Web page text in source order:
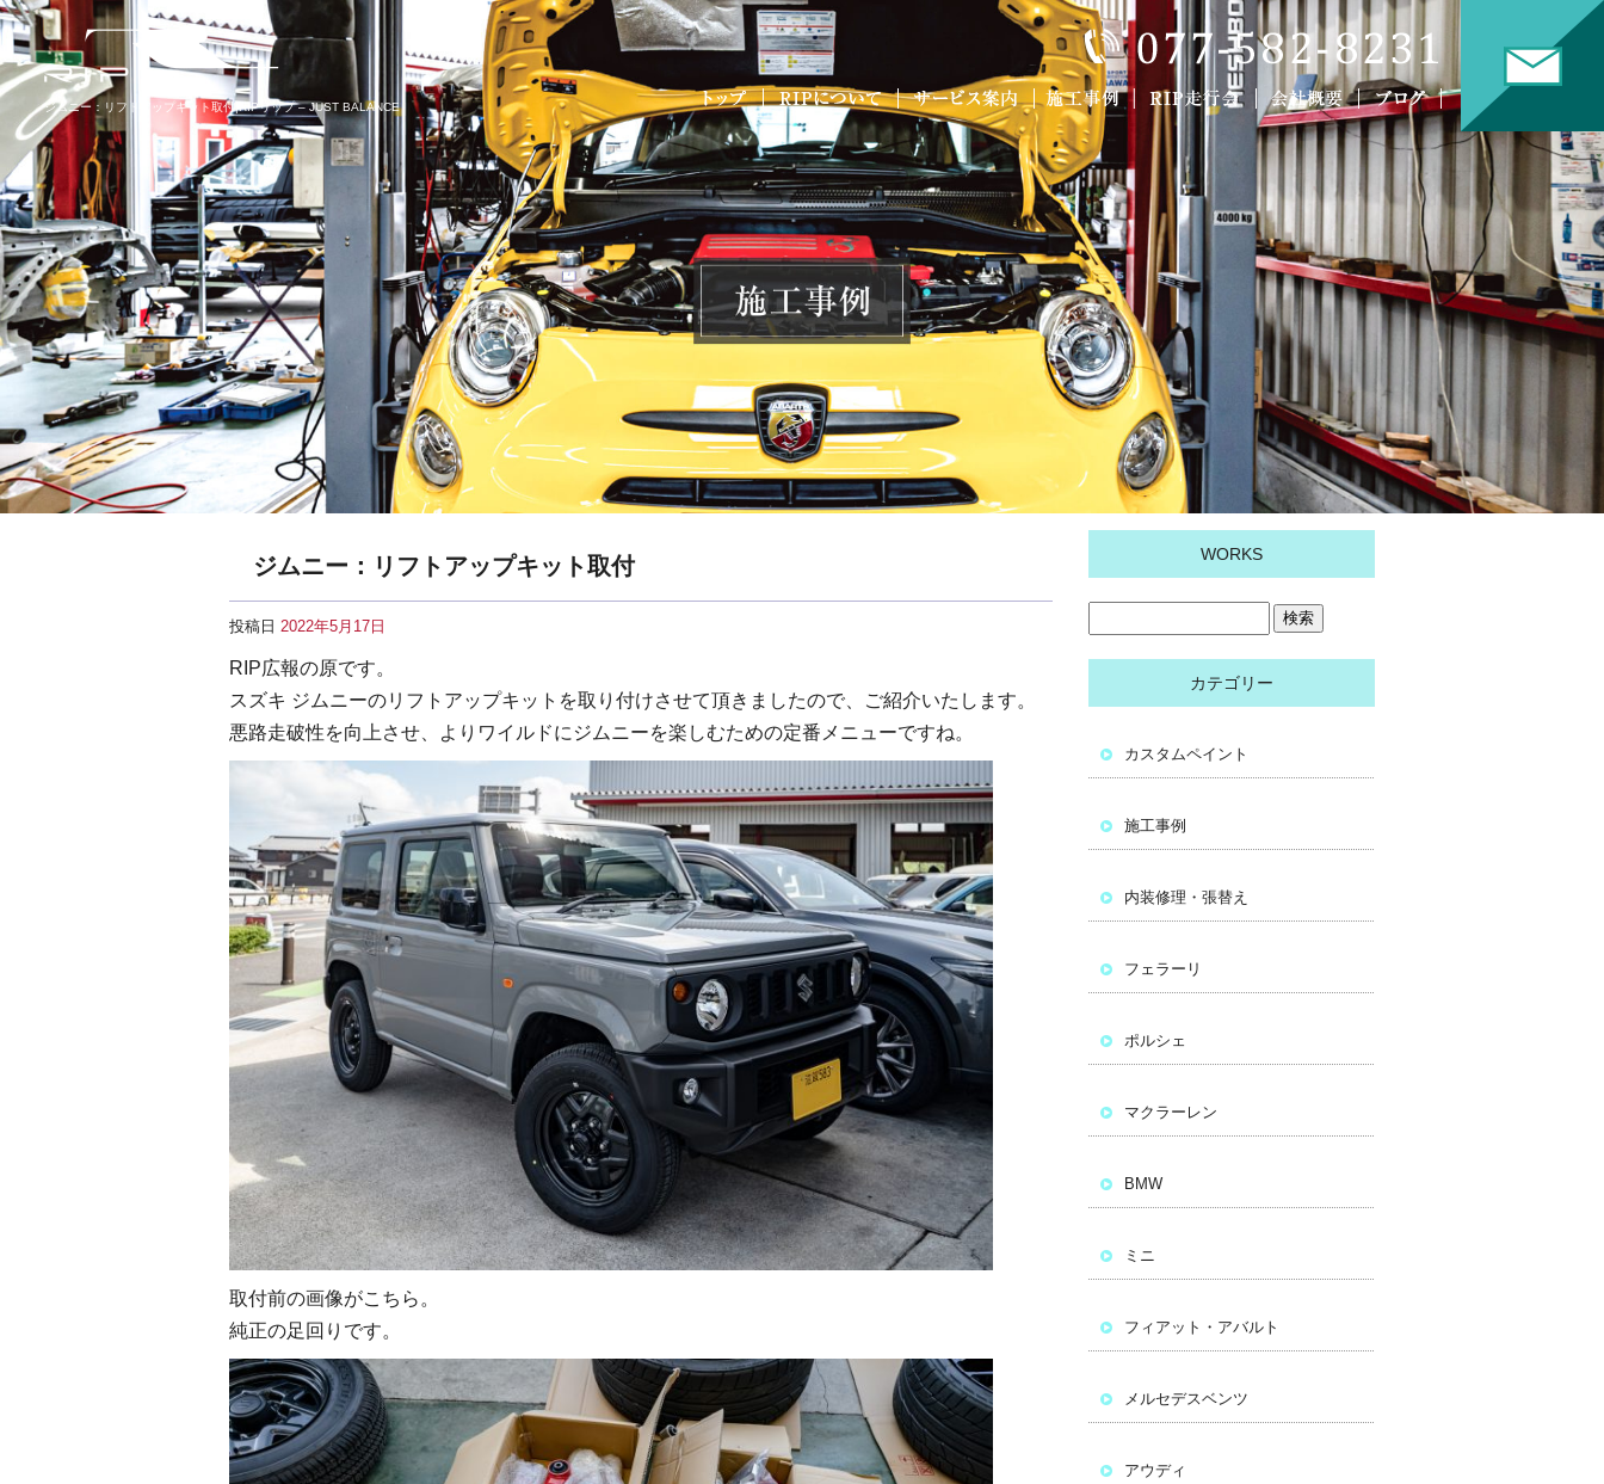
ジムニー：リフトアップキット取付|RIPリップ – JUST BALANCE
ジムニー：リフトアップキット取付
投稿日 2022年5月17日
RIP広報の原です。
スズキ ジムニーのリフトアップキットを取り付けさせて頂きましたので、ご紹介いたします。
悪路走破性を向上させ、よりワイルドにジムニーを楽しむための定番メニューですね。
取付前の画像がこちら。
純正の足回りです。
WORKS
カテゴリー
カスタムペイント
施工事例
内装修理・張替え
フェラーリ
ポルシェ
マクラーレン
BMW
ミニ
フィアット・アバルト
メルセデスベンツ
アウディ